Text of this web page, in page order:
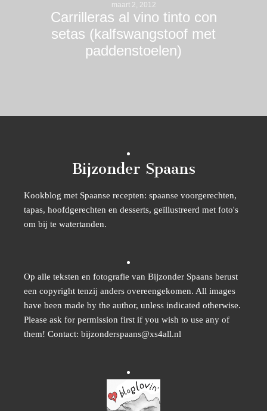
maart 2, 2012
Carrilleras al vino tinto con
setas (kalfswangstoof met
paddenstoelen)
Bijzonder Spaans
Kookblog met Spaanse recepten: spaanse voorgerechten,
tapas, hoofdgerechten en desserts, geïllustreerd met foto's
om bij te watertanden.
Op alle teksten en fotografie van Bijzonder Spaans berust
een copyright tenzij anders overeengekomen. All images
have been made by the author, unless indicated otherwise.
Please ask for permission first if you wish to use any of
them! Contact: bijzonderspaans@xs4all.nl